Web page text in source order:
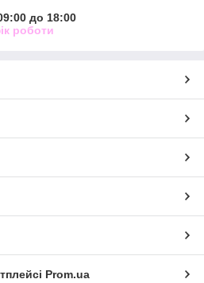
до 18:00
роботи
Prom.ua